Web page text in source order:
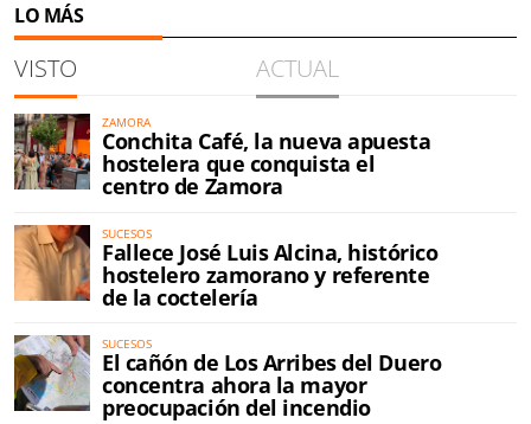
LO MÁS
VISTO ACTUAL
ZAMORA
Conchita Café, la nueva apuesta
hostelera que conquista el
centro de Zamora
SUCESOS
Fallece José Luis Alcina, histórico
hostelero zamorano y referente
de la coctelería
SUCESOS
El cañón de Los Arribes del Duero
concentra ahora la mayor
preocupación del incendio